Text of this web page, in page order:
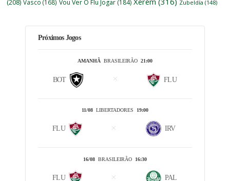
(208) Vasco (168) Vou Ver O Flu Jogar (184) Zubeldía (148)
Próximos Jogos
AMANHÃBRASILEIRÃO 21:00
BOT FLU
11/08LIBERTADORES 19:00
FLU IRV
16/08BRASILEIRÃO 16:30
FLU PAL